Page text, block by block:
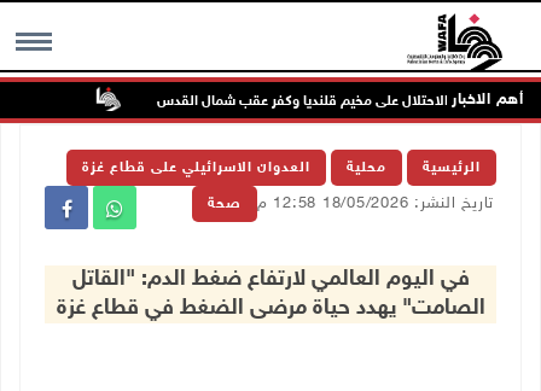
MENU أهم الاخبار
الرئيسية محلية العدوان الاسرائيلي على قطاع غزة
صحة تاريخ النشر: 18/05/2026 12:58 م
في اليوم العالمي لارتفاع ضغط الدم: "القاتل
الصامت" يهدد حياة مرضى الضغط في قطاع غزة